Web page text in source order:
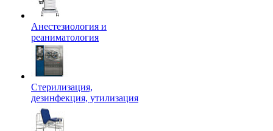
Анестезиология и
реаниматология
Стерилизация,
дезинфекция, утилизация